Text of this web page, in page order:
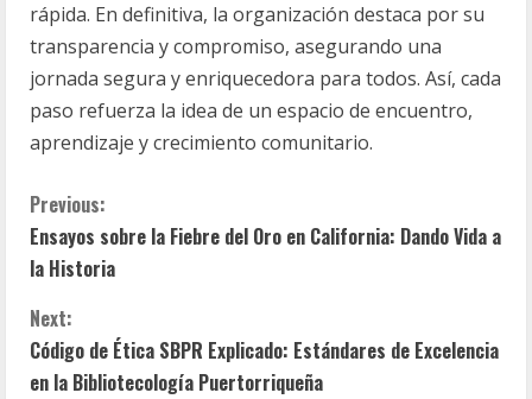
rápida. En definitiva, la organización destaca por su
transparencia y compromiso, asegurando una
jornada segura y enriquecedora para todos. Así, cada
paso refuerza la idea de un espacio de encuentro,
aprendizaje y crecimiento comunitario.
C
o
n
t
Previous:
Ensayos sobre la Fiebre del Oro en California: Dando Vida a
la Historia
Next:
Código de Ética SBPR Explicado: Estándares de Excelencia
en la Bibliotecología Puertorriqueña